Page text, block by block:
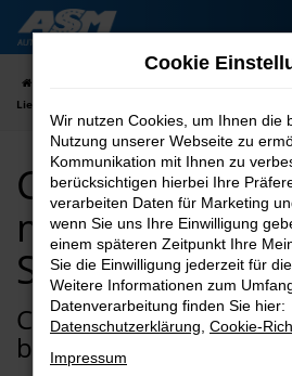
Zum
Hauptinhalt
Lieferservice nach Salzgitter
Clever
mit
Salzgitter
Clever Neuwagen – die
beste Wahl für Salzgitter
Cookie
Wir nutzen Cookies, um Ihnen die
Nutzung unserer Webseite zu
Kommunikation mit Ihnen zu
berücksichtigen hierbei Ihre
verarbeiten Daten für Marketing
wenn Sie uns Ihre Einwilligung
einem späteren Zeitpunkt Ihre
Sie die Einwilligung jederzeit für
Weitere Informationen zum
Datenverarbeitung finden Sie hier:
Datenschutzerklärung Cookie-
Impressum